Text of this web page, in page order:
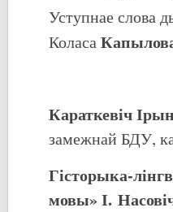
Уступнае слова
Коласа
Караткевіч
замежнай БДУ,
Гісторыка-
мовы» І.